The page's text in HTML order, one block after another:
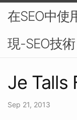
在SEO中使
現-SEO技術
Je Talls
Sep 21, 2013